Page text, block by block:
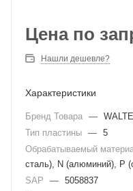
Цена по
Нашли дешевле?
Характеристики
Бренд Товара —
Тип пластины — 5
Обрабатываемый
сталь), N (алюминий), P
SAP
— 5058837